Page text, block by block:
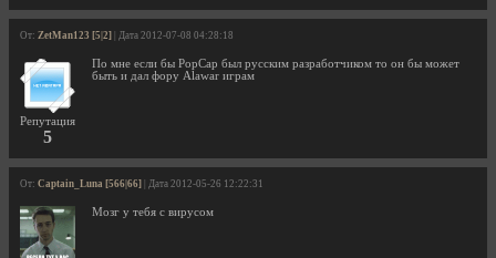
От: ZetMan123 [5|2] | Дата 2012-07-08 04:28:18
Репутация
5
По мне если бы PopCap был русским разработчиком то он бы может
быть и дал фору Alawar играм
От: Captain_Luna [566|66] | Дата 2012-05-26 12:22:31
Мозг у тебя с вирусом